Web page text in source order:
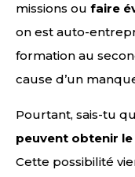
missions ou faire
on est auto-
formation au
cause d’un
Pourtant, sais-tu
peuvent obtenir
Cette possibilité